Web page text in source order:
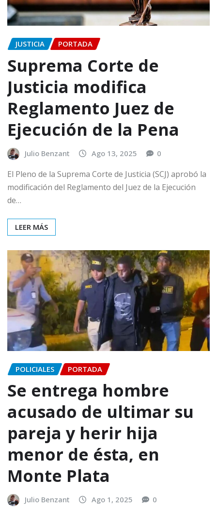
JUSTICIA PORTADA
Suprema Corte de
Justicia modifica
Reglamento Juez de
Ejecución de la Pena
Julio Benzant Ago 13, 2025 0
El Pleno de la Suprema Corte de Justicia (SCJ) aprobó la
modificación del Reglamento del Juez de la Ejecución
de…
LEER MÁS
POLICIALES PORTADA
Se entrega hombre
acusado de ultimar su
pareja y herir hija
menor de ésta, en
Monte Plata
Julio Benzant Ago 1, 2025 0